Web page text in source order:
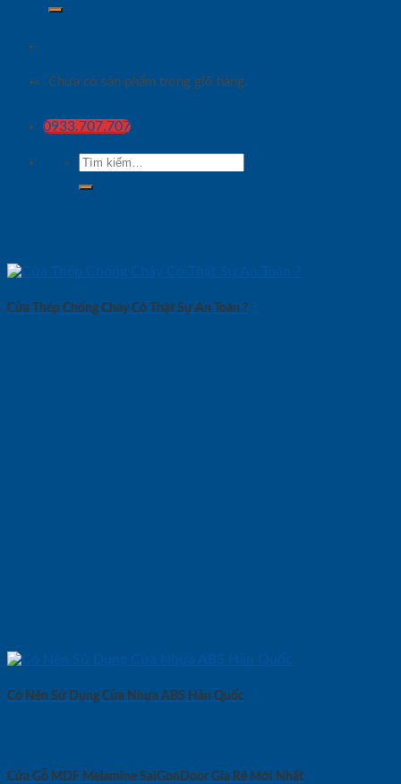
Chưa có sản phẩm trong giỏ hàng.
0933.707.707
Tìm
kiếm:
Cửa Thép Chống Cháy Có Thật Sự An Toàn ?
Có Nên Sử Dụng Cửa Nhựa ABS Hàn Quốc
Cửa Gỗ MDF Melamine SaiGonDoor Gía Rẻ Mới Nhất